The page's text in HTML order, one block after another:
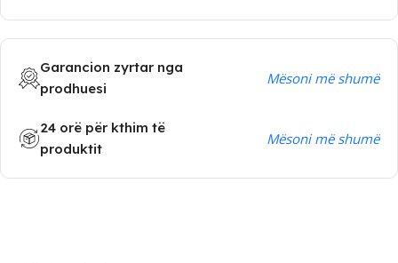
Garancion zyrtar nga
prodhuesi
Mësoni më shumë
24 orë për kthim të
produktit
Mësoni më shumë